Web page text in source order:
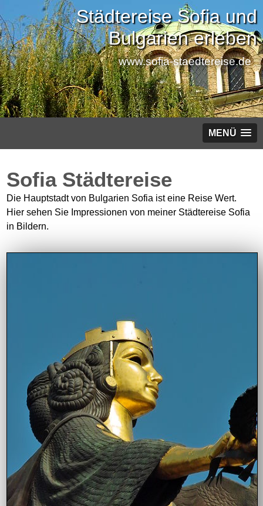
Städtereise Sofia und
Bulgarien erleben
www.sofia-staedtereise.de
MENÜ
Sofia Städtereise
Die Hauptstadt von Bulgarien Sofia ist eine Reise Wert.
Hier sehen Sie Impressionen von meiner Städtereise Sofia
in Bildern.